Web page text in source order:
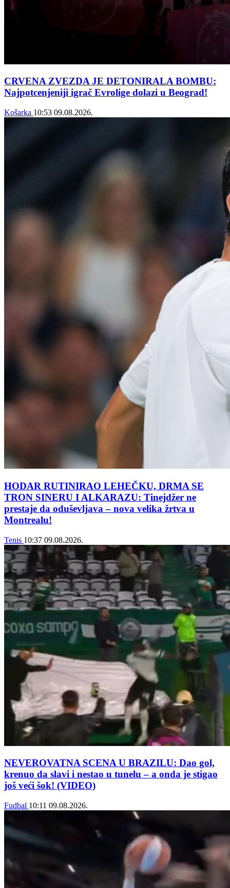
CRVENA ZVEZDA JE DETONIRALA BOMBU:
Najpotcenjeniji igrač Evrolige dolazi u Beograd!
Košarka 10:53 09.08.2026.
HODAR RUTINIRAO LEHEČKU, DRMA SE
TRON SINERU I ALKARAZU: Tinejdžer ne
prestaje da oduševljava – nova velika žrtva u
Montrealu!
Tenis 10:37 09.08.2026.
NEVEROVATNA SCENA U BRAZILU: Dao gol,
krenuo da slavi i nestao u tunelu – a onda je stigao
još veći šok! (VIDEO)
Fudbal 10:11 09.08.2026.